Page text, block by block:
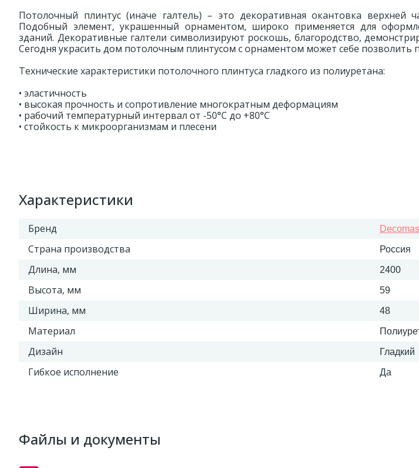
Потолочный плинтус (иначе галтель) – это декоративная окантовка верхней
Подобный элемент, украшенный орнаментом, широко применяется для
зданий. Декоративные галтели символизируют роскошь, благородство,
Сегодня украсить дом потолочным плинтусом с орнаментом может себе позволить
Технические характеристики потолочного плинтуса гладкого из полиуретана:
• эластичность
• высокая прочность и сопротивление многократным деформациям
• рабочий температурный интервал от -50°С до +80°С
• стойкость к микроорганизмам и плесени
Характеристики
Бренд
Страна производства Россия
Длина, мм 2400
Высота, мм 59
Ширина, мм 48
Материал
Дизайн Гладкий
Гибкое исполнение Да
Файлы и документы